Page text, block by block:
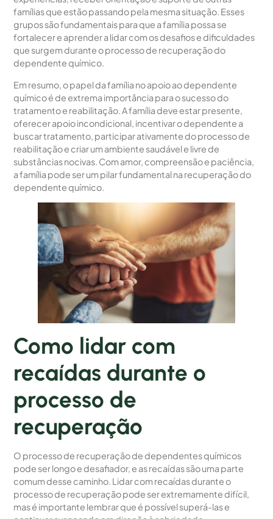
famílias que estão passando pela mesma situação. Esses
grupos são fundamentais para que a família possa se
fortalecer e aprender a lidar com os desafios e dificuldades
que surgem durante o processo de recuperação do
dependente químico.
Em resumo, o papel da família no apoio ao dependente
químico é de extrema importância para o sucesso do
tratamento e reabilitação. A família deve estar presente,
oferecer apoio incondicional, incentivar o dependente a
buscar tratamento, participar ativamente do processo de
reabilitação e criar um ambiente saudável e livre de
substâncias nocivas. Com amor, compreensão e paciência,
a família pode ser um pilar fundamental na recuperação do
dependente químico.
Como lidar com
recaídas durante o
processo de
recuperação
O processo de recuperação de dependentes químicos
pode ser longo e desafiador, e as recaídas são uma parte
comum desse caminho. Lidar com recaídas durante o
processo de recuperação pode ser extremamente difícil,
mas é importante lembrar que é possível superá-las e